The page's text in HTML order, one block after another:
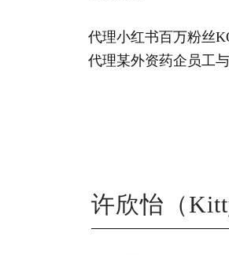
代理小红书百万粉丝
代理某外资药企员工
许欣怡（